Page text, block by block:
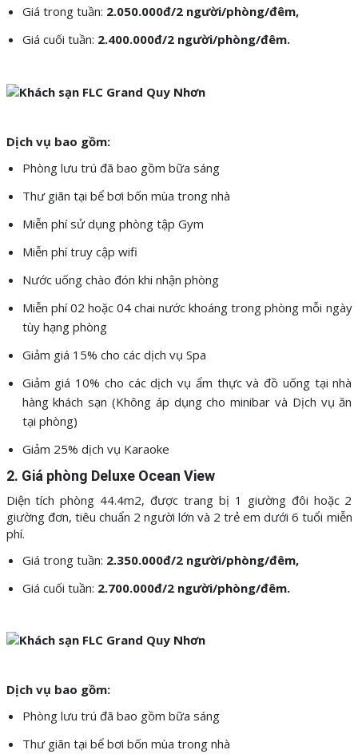
Giá trong tuần: 2.050.000đ/2 người/phòng/đêm,
Giá cuối tuần: 2.400.000đ/2 người/phòng/đêm.
Dịch vụ bao gồm:
Phòng lưu trú đã bao gồm bữa sáng
Thư giãn tại bể bơi bốn mùa trong nhà
Miễn phí sử dụng phòng tập Gym
Miễn phí truy cập wifi
Nước uống chào đón khi nhận phòng
Miễn phí 02 hoặc 04 chai nước khoáng trong phòng mỗi ngày
tùy hạng phòng
Giảm giá 15% cho các dịch vụ Spa
Giảm giá 10% cho các dịch vụ ẩm thực và đồ uống tại nhà
hàng khách sạn (Không áp dụng cho minibar và Dịch vụ ăn
tại phòng)
Giảm 25% dịch vụ Karaoke
2. Giá phòng Deluxe Ocean View
Diện tích phòng 44.4m2, được trang bị 1 giường đôi hoặc 2
giường đơn, tiêu chuẩn 2 người lớn và 2 trẻ em dưới 6 tuổi miễn
phí.
Giá trong tuần: 2.350.000đ/2 người/phòng/đêm,
Giá cuối tuần: 2.700.000đ/2 người/phòng/đêm.
Dịch vụ bao gồm:
Phòng lưu trú đã bao gồm bữa sáng
Thư giãn tại bể bơi bốn mùa trong nhà